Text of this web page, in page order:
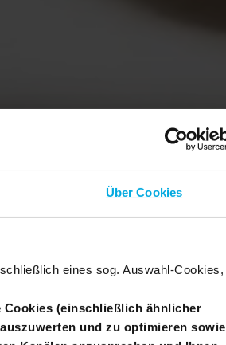
Über Cookies
eines sog. Auswahl-Cookies,
(einschließlich ähnlicher
und zu optimieren sowie